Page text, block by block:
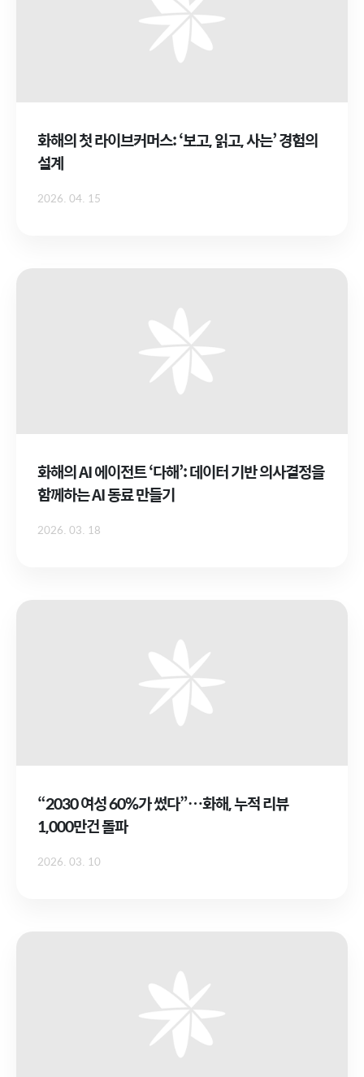
화해의 첫 라이브커머스: ‘보고, 읽고, 사는’ 경험의
설계
2026. 04. 15
화해의 AI 에이전트 ‘다해’: 데이터 기반 의사결정을
함께하는 AI 동료 만들기
2026. 03. 18
“2030 여성 60%가 썼다”…화해, 누적 리뷰
1,000만건 돌파
2026. 03. 10